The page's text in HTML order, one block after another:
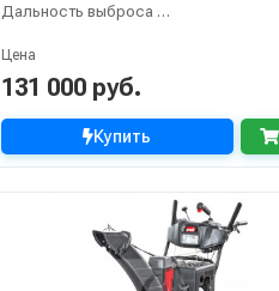
Дальность выброса снега (м)
Цена
131 000 руб.
Купить